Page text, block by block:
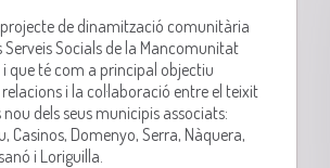
projecte de dinamització comunitària
Socials de la Mancomunitat
i que té com a principal objectiu
i la col·laboració entre el teixit
dels seus municipis associats:
Casinos, Domenyo, Serra, Nàquera,
i Loriguilla.